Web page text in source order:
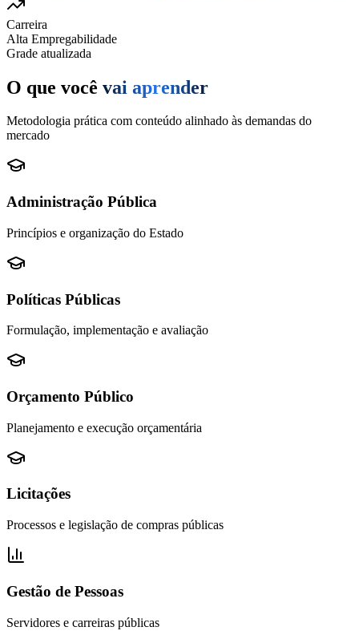
Carreira
Alta Empregabilidade
Grade atualizada
O que você vai aprender
Metodologia prática com conteúdo alinhado às demandas do
mercado
Administração Pública
Princípios e organização do Estado
Políticas Públicas
Formulação, implementação e avaliação
Orçamento Público
Planejamento e execução orçamentária
Licitações
Processos e legislação de compras públicas
Gestão de Pessoas
Servidores e carreiras públicas